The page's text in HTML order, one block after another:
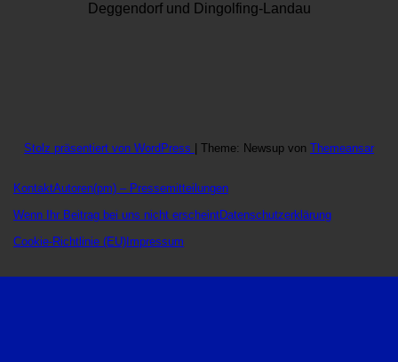
Deggendorf und Dingolfing-Landau
Stolz präsentiert von WordPress Theme: Newsup von Themeansar
KontaktAutoren(pm) – Pressemitteilungen
Wenn Ihr Beitrag bei uns nicht erscheintDatenschutzerklärung
Cookie-Richtlinie (EU) Impressum